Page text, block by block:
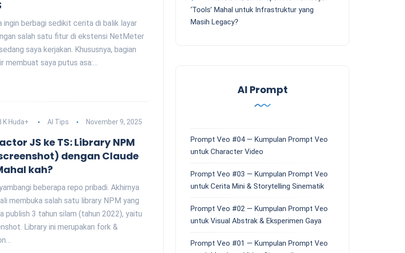
ingin berbagi sedikit cerita di balik layar
salah satu fitur di ekstensi NetMeter
saya kerjakan. Khususnya, bagian
membuat saya putus asa:…
Huda+ AI Tips November 9, 2025
JS ke TS: Library NPM
dengan Claude
kah?
beberapa repo pribadi. Akhirnya
membuka salah satu library NPM yang
publish 3 tahun silam (tahun 2022), yaitu
Library ini merupakan fork &
‘Tools’ Mahal untuk Infrastruktur yang
Masih Legacy?
AI Prompt
Prompt Veo #04 — Kumpulan Prompt Veo
untuk Character Video
Prompt Veo #03 — Kumpulan Prompt Veo
untuk Cerita Mini & Storytelling Sinematik
Prompt Veo #02 — Kumpulan Prompt Veo
untuk Visual Abstrak & Eksperimen Gaya
Prompt Veo #01 — Kumpulan Prompt Veo